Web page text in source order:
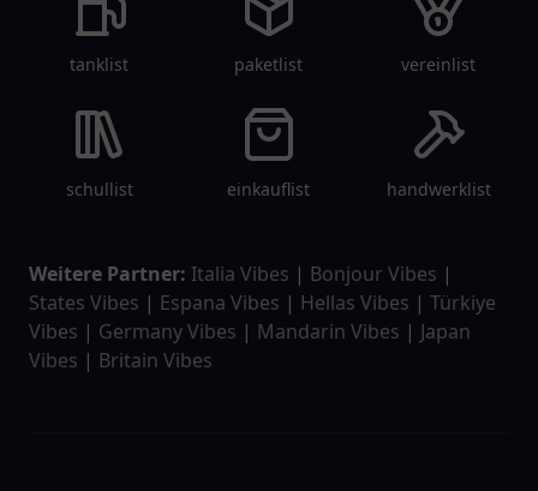
tanklist paketlist vereinlist
schullist einkauflist handwerklist
Weitere Partner: Italia Vibes | Bonjour Vibes |
States Vibes | Espana Vibes | Hellas Vibes | Türkiye
Vibes | Germany Vibes | Mandarin Vibes | Japan
Vibes | Britain Vibes